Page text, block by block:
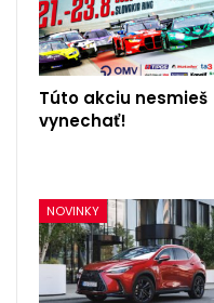
Túto akciu nesmieš
vynechať!
NOVINKY